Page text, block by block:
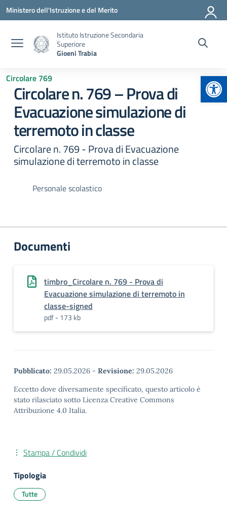
Vai ai contenuti
Vai al menu di navigazione
Vai al footer
Ministero dell'Istruzione e del Merito
Istituto Istruzione Secondaria
Superiore
Gioeni Trabia
Circolare 769
Circolare n. 769 – Prova di
Evacuazione simulazione di
terremoto in classe
Circolare n. 769 - Prova di Evacuazione
simulazione di terremoto in classe
Personale scolastico
Documenti
timbro_Circolare n. 769 - Prova di
Evacuazione simulazione di terremoto in
classe-signed
pdf - 173 kb
Pubblicato: 29.05.2026 - Revisione: 29.05.2026
Eccetto dove diversamente specificato, questo articolo è
stato rilasciato sotto Licenza Creative Commons
Attribuzione 4.0 Italia.
Stampa / Condividi
Tipologia
Tutte